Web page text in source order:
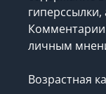
Комментарии
личным
Возрастная